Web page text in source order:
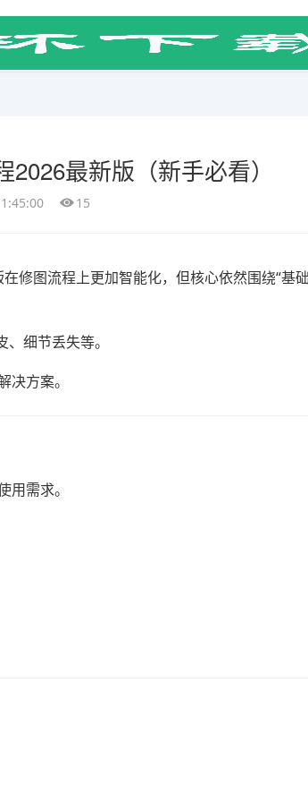
最新版（新手必看）
15
修图流程上更加智能化，但核心依然围绕“基
细节丢失等。
方案。
需求。